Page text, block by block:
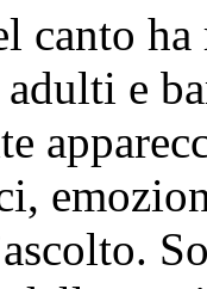
canto
e